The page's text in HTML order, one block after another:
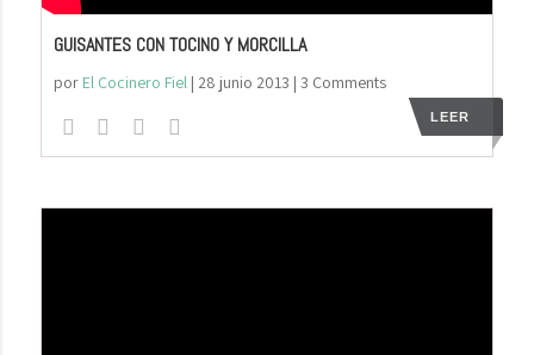
GUISANTES CON TOCINO Y MORCILLA
por El Cocinero Fiel| 28 junio 2013 | 3 Comments
LEER